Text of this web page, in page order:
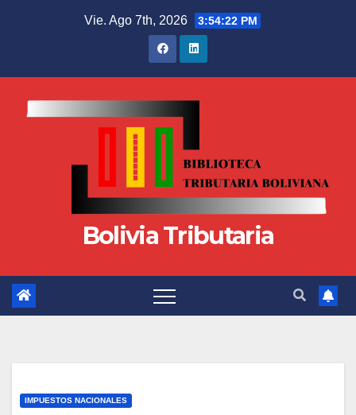
Vie. Ago 7th, 2026 3:54:23 PM
Bolivia Tributaria
IMPUESTOS NACIONALES